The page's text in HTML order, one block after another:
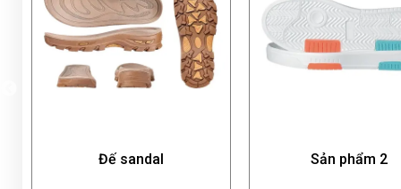
Đế sandal Sản phẩm 2